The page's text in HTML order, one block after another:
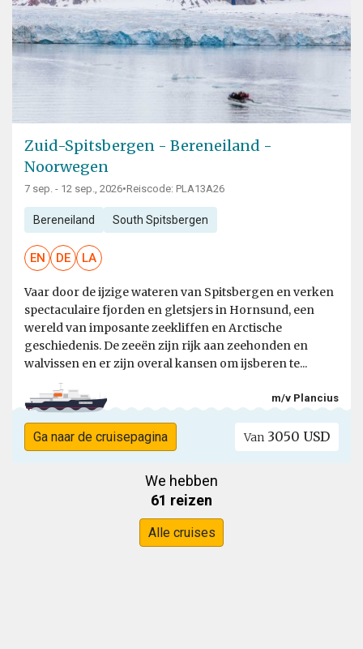
Zuid-Spitsbergen - Bereneiland -
Noorwegen
7 sep. - 12 sep., 2026•Reiscode: PLA13A26
Bereneiland South Spitsbergen
EN DE LA
Vaar door de ijzige wateren van Spitsbergen en verken
spectaculaire fjorden en gletsjers in Hornsund, een
wereld van imposante zeekliffen en Arctische
geschiedenis. De zeeën zijn rijk aan zeehonden en
walvissen en er zijn overal kansen om ijsberen te...
m/v Plancius
Ga naar de cruisepagina Van 3050 USD
We hebben
61 reizen
Alle cruises